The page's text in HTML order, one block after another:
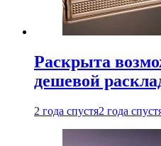
Раскрыта
дешевой
2 года спустя2 года